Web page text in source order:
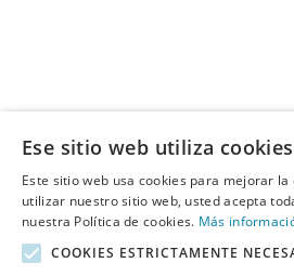
Ese sitio web utiliza cookies
Este sitio web usa cookies para mejorar
utilizar nuestro sitio web, usted acepta
nuestra Política de cookies. Más
COOKIES ESTRICTAMENTE